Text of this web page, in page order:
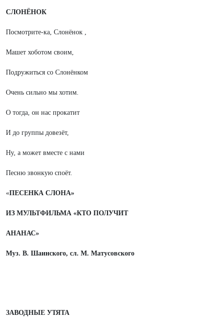
СЛОНЁНОК
Посмотрите-ка, Слонёнок ,
Машет хоботом своим,
Подружиться со Слонёнком
Очень сильно мы хотим.
О тогда, он нас прокатит
И до группы довезёт,
Ну, а может вместе с нами
Песню звонкую споёт.
«ПЕСЕНКА СЛОНА»
ИЗ МУЛЬТФИЛЬМА «КТО ПОЛУЧИТ
АНАНАС»
Муз. В. Шаинского, сл. М. Матусовского
ЗАВОДНЫЕ УТЯТА